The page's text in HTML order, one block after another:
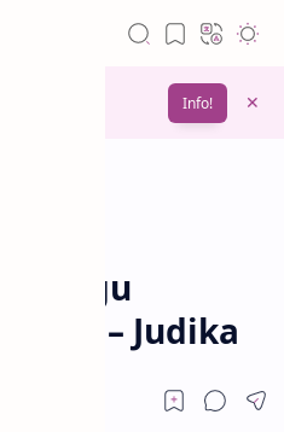
Info!
Lagu
Cinta – Judika